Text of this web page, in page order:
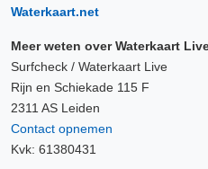
Waterkaart.net
Meer weten over Waterkaart
Surfcheck / Waterkaart Live
Rijn en Schiekade 115 F
2311 AS Leiden
Contact opnemen
Kvk: 61380431